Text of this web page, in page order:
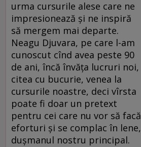
urma cursurile alese care ne
impresionează și ne inspiră
să mergem mai departe.
Neagu Djuvara, pe care l-am
cunoscut cînd avea peste 90
de ani, încă învăța lucruri noi,
citea cu bucurie, venea la
cursurile noastre, deci vîrsta
poate fi doar un pretext
pentru cei care nu vor să facă
eforturi și se complac în lene,
dușmanul nostru principal.